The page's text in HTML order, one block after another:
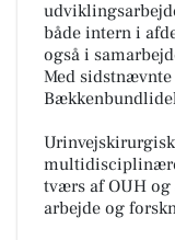
både intern i
også i
Med
tværs af OUH
arbejde og